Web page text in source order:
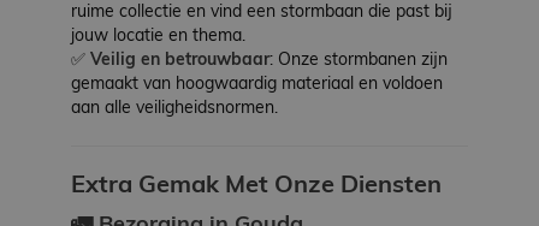
ruime collectie en vind een stormbaan die past bij
jouw locatie en thema.
✅ Veilig en betrouwbaar: Onze stormbanen zijn
gemaakt van hoogwaardig materiaal en voldoen
aan alle veiligheidsnormen.
Extra Gemak Met Onze Diensten